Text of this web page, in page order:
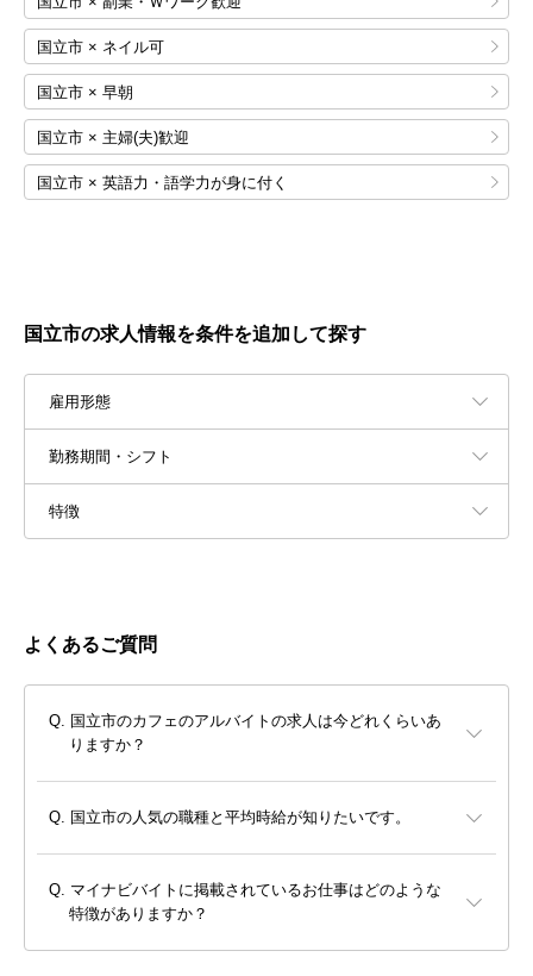
国立市 × ネイル可
国立市 × 早朝
国立市 × 主婦(夫)歓迎
国立市 × 英語力・語学力が身に付く
国立市の求人情報を条件を追加して探す
雇用形態
勤務期間・シフト
特徴
よくあるご質問
国立市のカフェのアルバイトの求人は今どれくらいあ
りますか？
国立市の人気の職種と平均時給が知りたいです。
マイナビバイトに掲載されているお仕事はどのような
特徴がありますか？